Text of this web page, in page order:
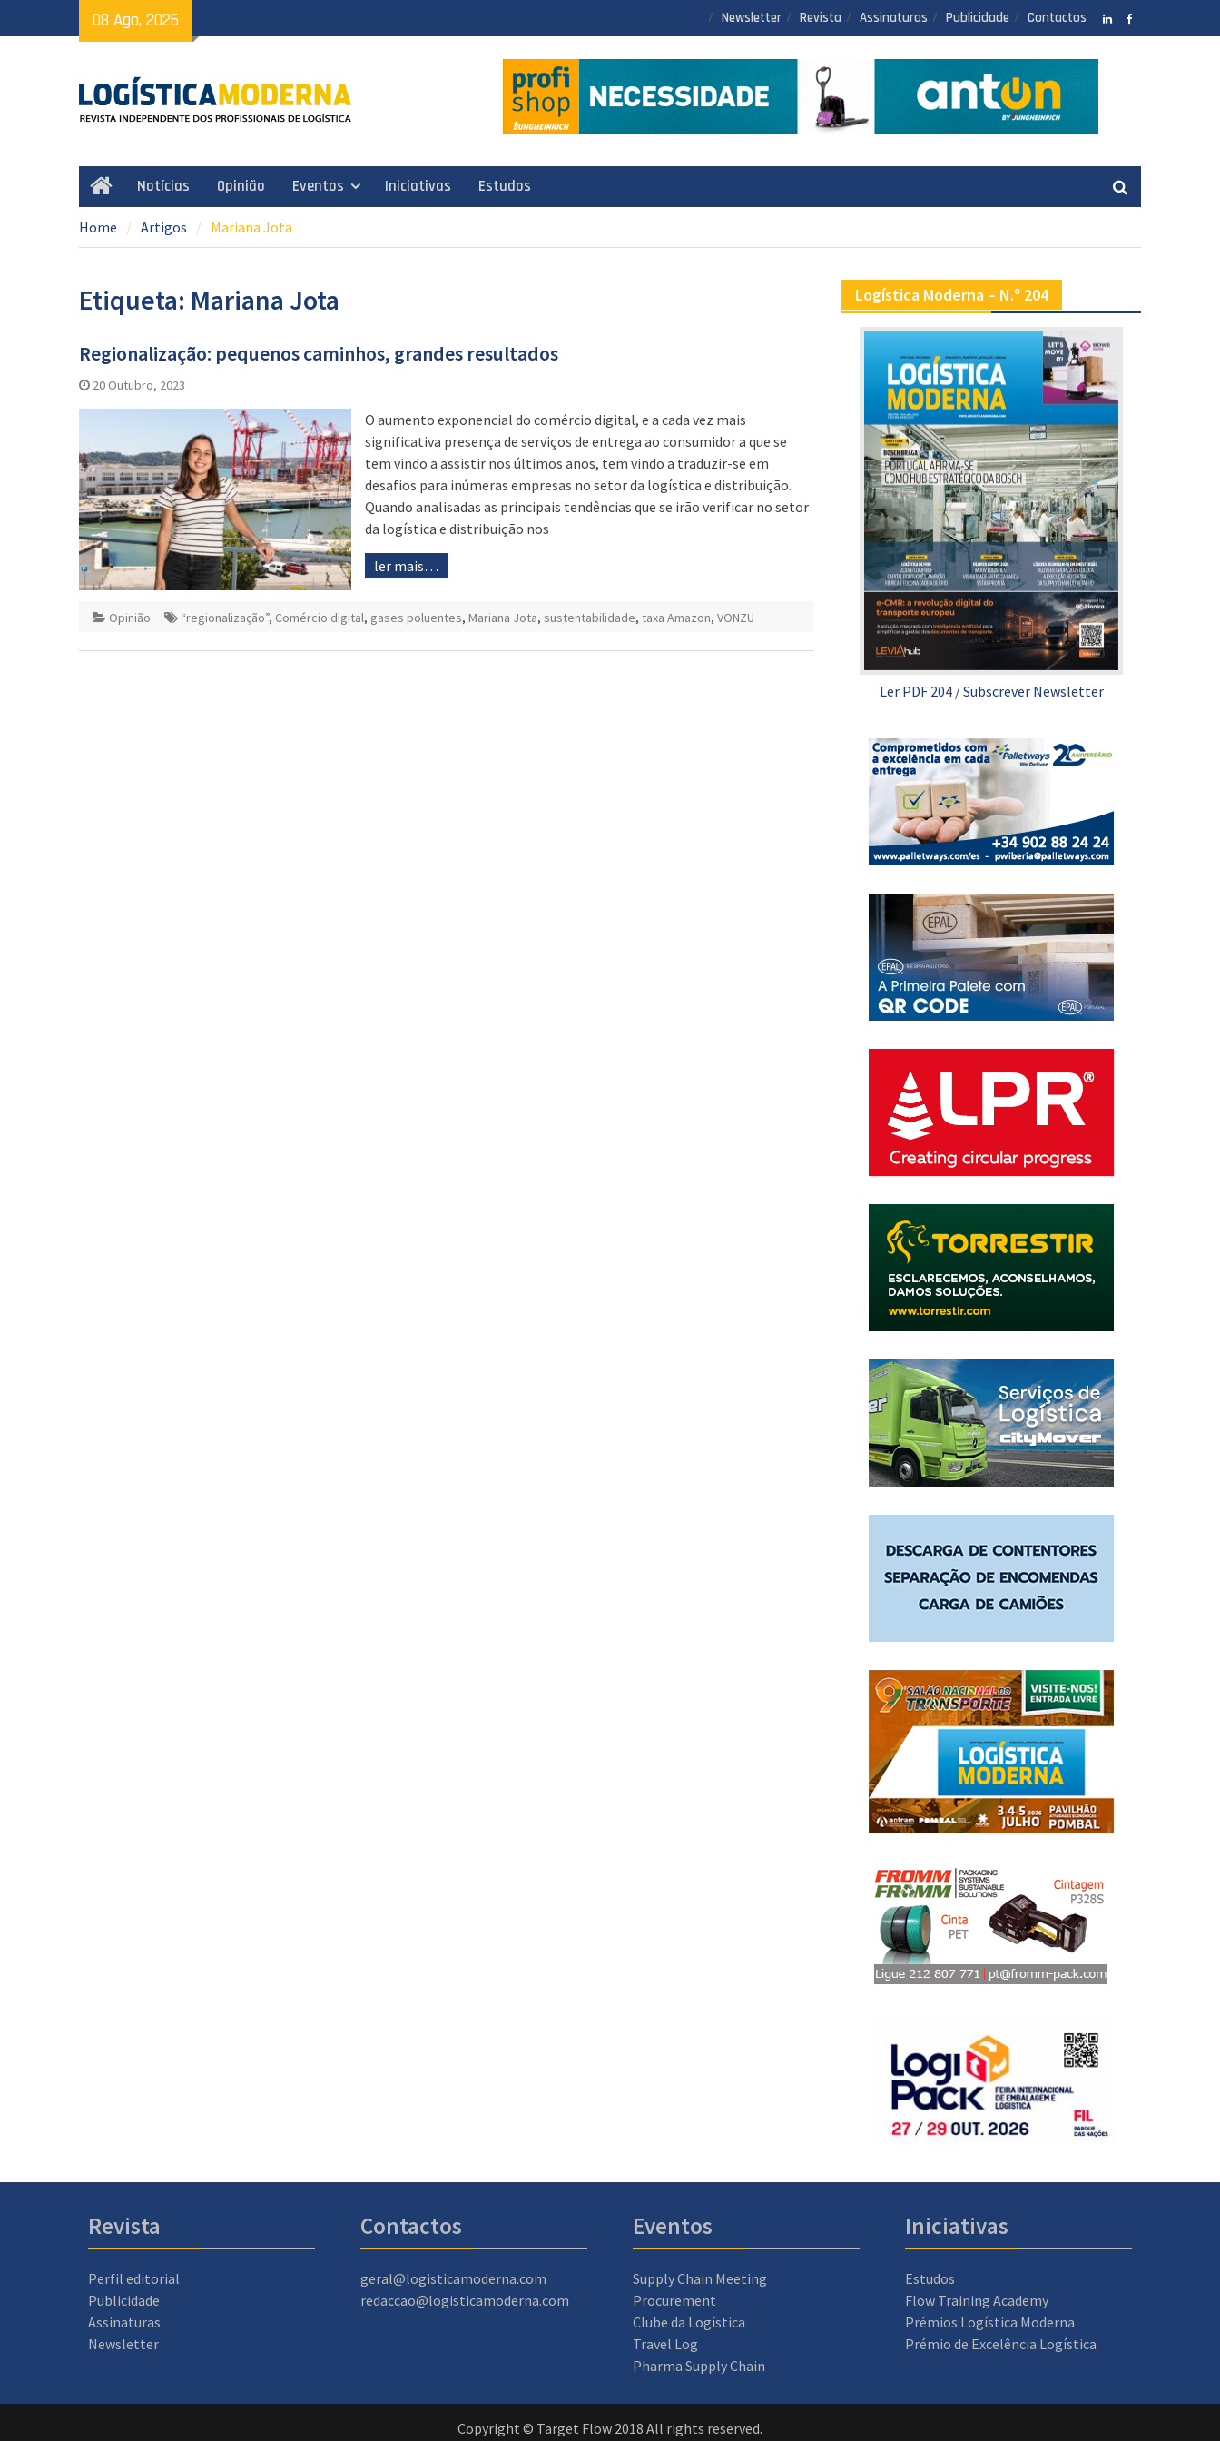
to
08 Ago, 2026 Newsletter Revista Assinaturas Publicidade Contactos
HomeNotícias Opinião Eventos Iniciativas Estudos
Home Artigos Mariana Jota
Etiqueta: Mariana Jota
Regionalização: pequenos caminhos, grandes resultados
20 Outubro, 2023
O aumento exponencial do comércio digital, e a cada vez mais
significativa presença de serviços de entrega ao consumidor a que se
tem vindo a assistir nos últimos anos, tem vindo a traduzir-se em
desafios para inúmeras empresas no setor da logística e distribuição.
Quando analisadas as principais tendências que se irão verificar no setor
da logística e distribuição nos
ler mais…
Opinião “regionalização”, Comércio digital, gases poluentes, Mariana Jota, sustentabilidade, taxa Amazon, VONZU
Logística Moderna – N.º 204
Ler PDF 204/Subscrever Newsletter
Revista
Perfil editorial
Publicidade
Assinaturas
Newsletter
Contactos
geral@logisticamoderna.com
redaccao@logisticamoderna.com
Eventos
Supply Chain Meeting
Procurement
Clube da Logística
Travel Log
Pharma Supply Chain
Iniciativas
Estudos
Flow Training Academy
Prémios Logística Moderna
Prémio de Excelência Logística
Copyright © Target Flow 2018 All rights reserved.